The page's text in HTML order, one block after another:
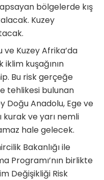
bölgelerde kış
Kuzey
Kuzey Afrika’da
kuşağının
Bu risk gerçeğe
tehlikesi bulunan
Doğu Anadolu, Ege ve
kurak ve yarı nemli
hale gelecek.
Bakanlığı ile
Programı’nın birlikte
Değişikliği Risk